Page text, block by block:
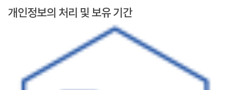
개인정보의 처리 및 보유 기간